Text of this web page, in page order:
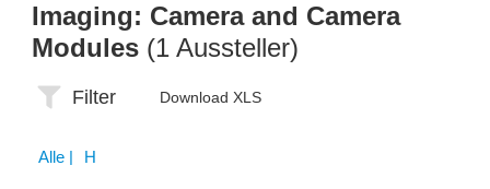
Imaging: Camera and Camera
Modules (1 Aussteller)
Filter Download XLS
Alle | H